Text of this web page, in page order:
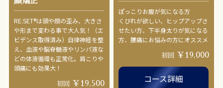
RE:SET®︎は頭や顔の歪み、大きさ
や形まで変わる事で大人気！（エ
ビデンス取得済み）自律神経を整
え、血液や脳脊髄液やリンパ液な
どの体液循環も正常化。肩こりや
頭痛にも効果大！
初回 ￥19,500
ぽっこりお腹が気になる方
くびれが欲しい、ヒップアップさ
せたい方、下半身太りが気になる
方、腰痛にお悩みの方にオススメ
初回 ￥19,000
コース詳細